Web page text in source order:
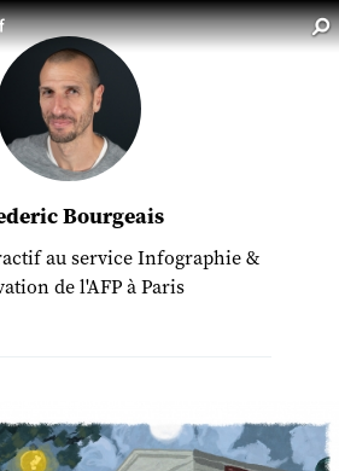
Bourgeais
au service Infographie &
de l'AFP à Paris